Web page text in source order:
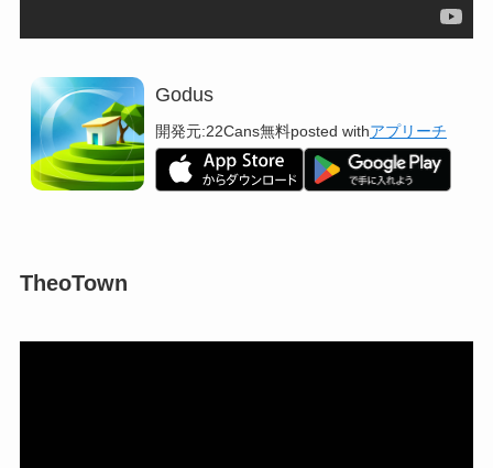
Godus
開発元:22Cans無料posted withアプリーチ
TheoTown